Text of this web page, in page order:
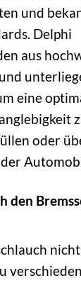
und
Delphi
aus
eine
oder
den